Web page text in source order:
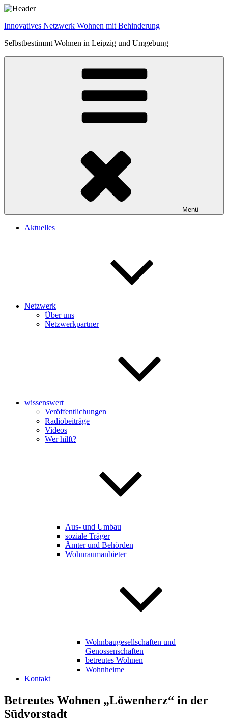
Zum
springen
Innovatives Netzwerk Wohnen mit Behinderung
Selbstbestimmt Wohnen in Leipzig und Umgebung
Menü
Aktuelles
Netzwerk
Über uns
Netzwerkpartner
wissenswert
Veröffentlichungen
Radiobeiträge
Videos
Wer hilft?
Aus- und Umbau
soziale Träger
Ämter und Behörden
Wohnraumanbieter
Wohnbaugesellschaften und
Genossenschaften
betreutes Wohnen
Wohnheime
Kontakt
Betreutes Wohnen „Löwenherz“ in der
Südvorstadt